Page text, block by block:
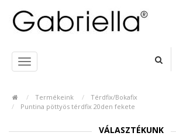
Termékeink
Térdfix/Bokafix
Puntina pöttyös térdfix 20den fekete
VÁLASZTÉKUNK